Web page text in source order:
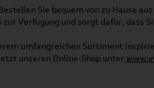
Sie bequem von zu Hause
Verfügung und sorgt dafür, dass
umfangreichen Sortiment
unseren Online-Shop unter